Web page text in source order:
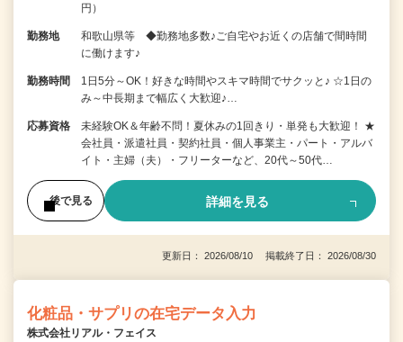
円）
勤務地
和歌山県等 ◆勤務地多数♪ご自宅やお近くの店舗で間時間
に働けます♪
勤務時間
1日5分～OK！好きな時間やスキマ時間でサクッと♪ ☆1日の
み～中長期まで幅広く大歓迎♪…
応募資格
未経験OK＆年齢不問！夏休みの1回きり・単発も大歓迎！ ★
会社員・派遣社員・契約社員・個人事業主・パート・アルバ
イト・主婦（夫）・フリーターなど、20代～50代…
後で見る 詳細を見る
更新日： 2026/08/10 掲載終了日： 2026/08/30
化粧品・サプリの在宅データ入力
株式会社リアル・フェイス